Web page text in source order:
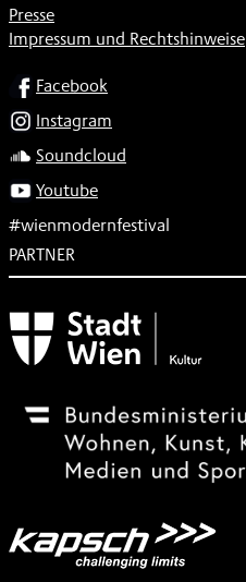
Presse
Impressum und Rechtshinweise
SOCIALFacebook
Instagram
Soundcloud
Youtube
#wienmodernfestival
PARTNER
Subventionsgeber